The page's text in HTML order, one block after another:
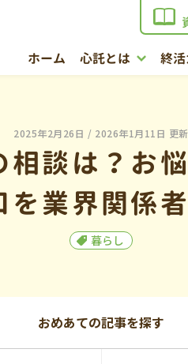
ホーム 心託とは 終
2025年2月26日 / 2026年1月11日 更新
相談は？お
を業界関係
暮らし
おめあての記事を探す